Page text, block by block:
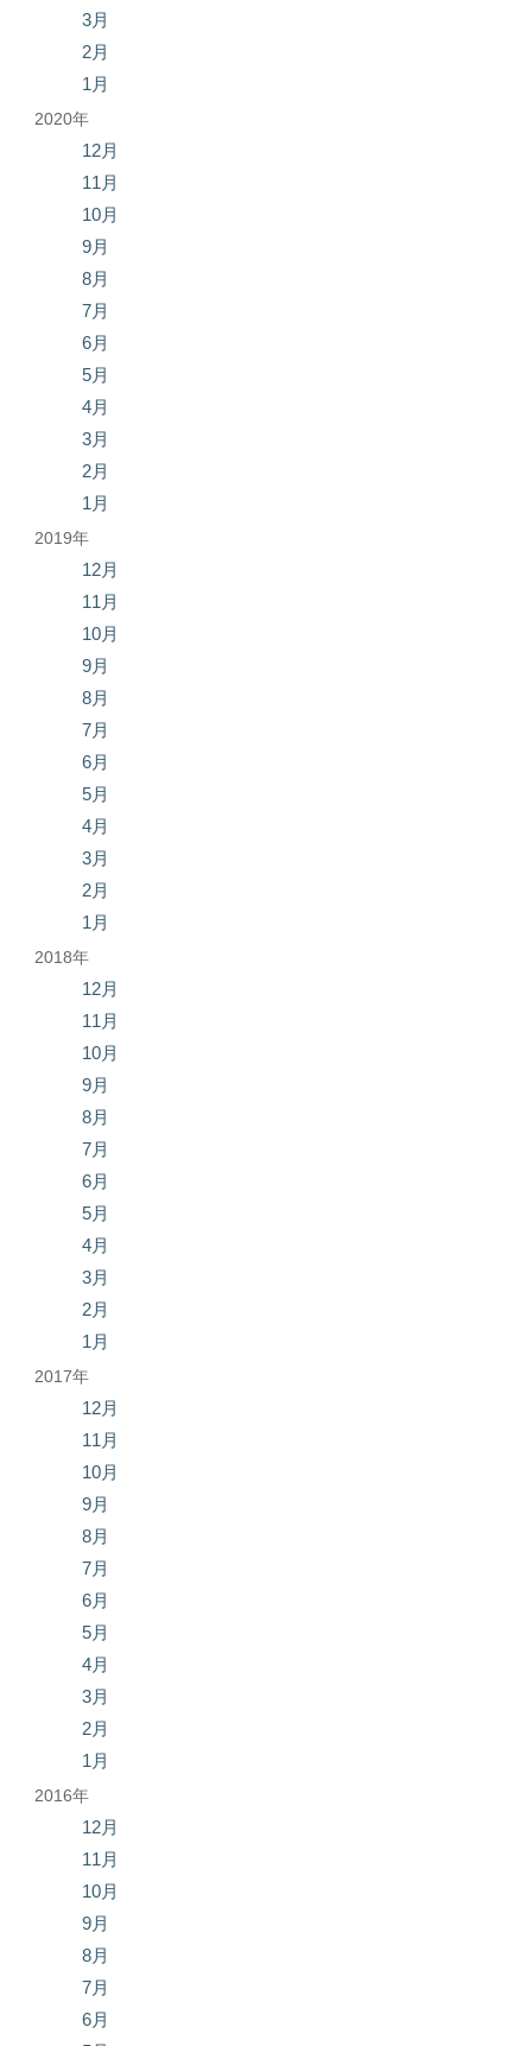
3月
2月
1月
2020年
12月
11月
10月
9月
8月
7月
6月
5月
4月
3月
2月
1月
2019年
12月
11月
10月
9月
8月
7月
6月
5月
4月
3月
2月
1月
2018年
12月
11月
10月
9月
8月
7月
6月
5月
4月
3月
2月
1月
2017年
12月
11月
10月
9月
8月
7月
6月
5月
4月
3月
2月
1月
2016年
12月
11月
10月
9月
8月
7月
6月